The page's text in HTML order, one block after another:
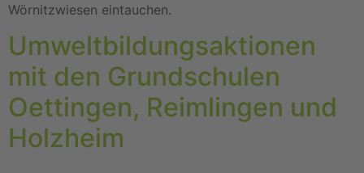
Wörnitzwiesen eintauchen.
Umweltbildungsaktionen
mit den Grundschulen
Oettingen, Reimlingen und
Holzheim